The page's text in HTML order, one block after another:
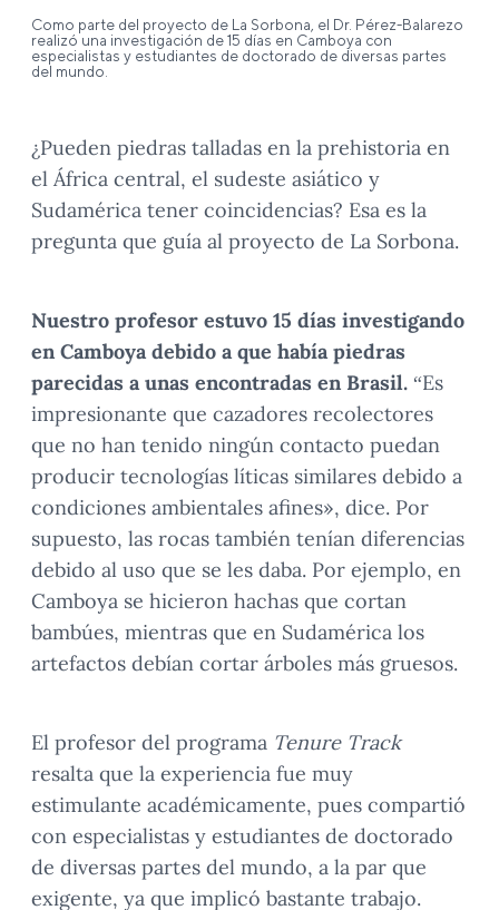
Como parte del proyecto de La Sorbona, el Dr. Pérez-Balarezo
realizó una investigación de 15 días en Camboya con
especialistas y estudiantes de doctorado de diversas partes
del mundo.
¿Pueden piedras talladas en la prehistoria en
el África central, el sudeste asiático y
Sudamérica tener coincidencias? Esa es la
pregunta que guía al proyecto de La Sorbona.
Nuestro profesor estuvo 15 días investigando
en Camboya debido a que había piedras
parecidas a unas encontradas en Brasil. “Es
impresionante que cazadores recolectores
que no han tenido ningún contacto puedan
producir tecnologías líticas similares debido a
condiciones ambientales afines», dice. Por
supuesto, las rocas también tenían diferencias
debido al uso que se les daba. Por ejemplo, en
Camboya se hicieron hachas que cortan
bambúes, mientras que en Sudamérica los
artefactos debían cortar árboles más gruesos.
El profesor del programa Tenure Track
resalta que la experiencia fue muy
estimulante académicamente, pues compartió
con especialistas y estudiantes de doctorado
de diversas partes del mundo, a la par que
exigente, ya que implicó bastante trabajo.